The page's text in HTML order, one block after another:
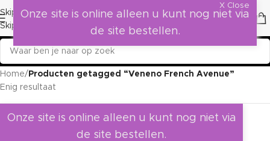
Skip to navigation
Skip to main content
Home/ Producten getagged “Veneno French Avenue”
Enig resultaat
Onze site is online alleen u kunt nog niet via
de site bestellen.
X Close
Onze site is online alleen u kunt nog niet via
de site bestellen.